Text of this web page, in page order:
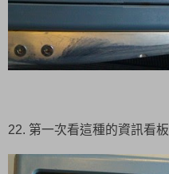
22. 第一次看這種的資訊看板